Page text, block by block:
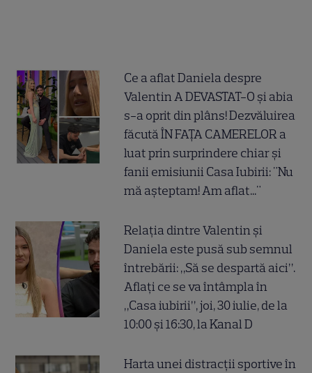
Ce a aflat Daniela despre
Valentin A DEVASTAT-O și abia
s-a oprit din plâns! Dezvăluirea
făcută ÎN FAȚA CAMERELOR a
luat prin surprindere chiar și
fanii emisiunii Casa Iubirii: "Nu
mă așteptam! Am aflat..."
Relația dintre Valentin și
Daniela este pusă sub semnul
întrebării: „Să se despartă aici”.
Aflați ce se va întâmpla în
„Casa iubirii”, joi, 30 iulie, de la
10:00 și 16:30, la Kanal D
Harta unei distracții sportive în